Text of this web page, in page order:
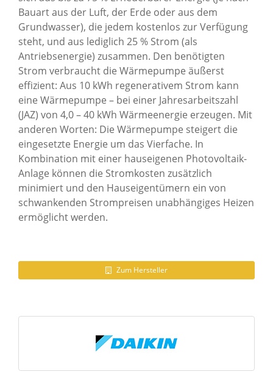
Bauart aus der Luft, der Erde oder aus dem
Grundwasser), die jedem kostenlos zur Verfügung
steht, und aus lediglich 25 % Strom (als
Antriebsenergie) zusammen. Den benötigten
Strom verbraucht die Wärmepumpe äußerst
effizient: Aus 10 kWh regenerativem Strom kann
eine Wärmepumpe – bei einer Jahresarbeitszahl
(JAZ) von 4,0 – 40 kWh Wärmeenergie erzeugen. Mit
anderen Worten: Die Wärmepumpe steigert die
eingesetzte Energie um das Vierfache. In
Kombination mit einer hauseigenen Photovoltaik-
Anlage können die Stromkosten zusätzlich
minimiert und den Hauseigentümern ein von
schwankenden Strompreisen unabhängiges Heizen
ermöglicht werden.
Zum Hersteller